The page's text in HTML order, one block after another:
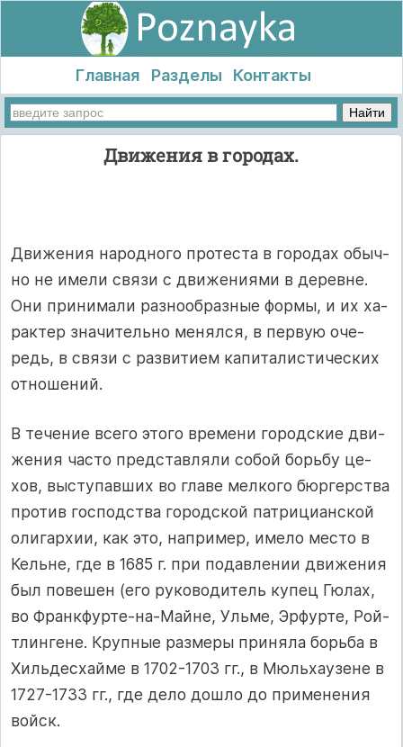
Главная Разделы Контакты
Движения в городах.
Движения на­род­но­го про­тес­та в го­ро­дах обыч­
но не име­ли свя­зи с дви­же­ни­ями в де­рев­не.
Они при­ни­ма­ли раз­но­об­раз­ные фор­мы, и их ха­
рак­тер зна­чи­тель­но ме­нял­ся, в пер­вую оче­
редь, в свя­зи с раз­ви­ти­ем ка­пи­та­лис­ти­чес­ких
от­но­ше­ний.
В те­че­ние все­го это­го вре­ме­ни го­род­с­кие дви­
же­ния час­то пред­с­тав­ля­ли со­бой борь­бу це­
хов, выс­ту­пав­ших во гла­ве мел­ко­го бюр­гер­с­т­ва
про­тив гос­под­с­т­ва го­род­с­кой пат­ри­ци­ан­с­кой
оли­гар­хии, как это, нап­ри­мер, име­ло мес­то в
Кель­не, где в 1685 г. при по­дав­ле­нии дви­же­ния
был по­ве­шен (его ру­ко­во­ди­тель ку­пец Гю­лах,
во Фран­к­фур­те-на-Май­не, Уль­ме, Эр­фур­те, Рой­
тлин­ге­не. Круп­ные раз­ме­ры при­ня­ла борь­ба в
Хиль­дес­хай­ме в 1702-1703 гг., в Мюль­ха­узе­не в
1727-1733 гг., где де­ло дош­ло до при­ме­не­ния
войск.